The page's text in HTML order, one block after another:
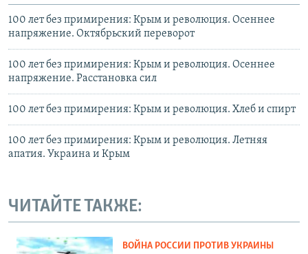
100 лет без примирения: Крым и революция. Осеннее
напряжение. Октябрьский переворот
100 лет без примирения: Крым и революция. Осеннее
напряжение. Расстановка сил
100 лет без примирения: Крым и революция. Хлеб и спирт
100 лет без примирения: Крым и революция. Летняя
апатия. Украина и Крым
ЧИТАЙТЕ ТАКЖЕ:
ВОЙНА РОССИИ ПРОТИВ УКРАИНЫ